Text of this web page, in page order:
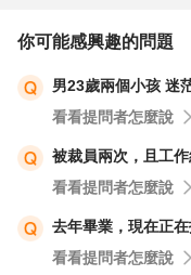
你可能感興趣的問題
男23歲兩個小孩 迷
看看提問者怎麼說
被裁員兩次，且工
看看提問者怎麼說
去年畢業，現在正
看看提問者怎麼說